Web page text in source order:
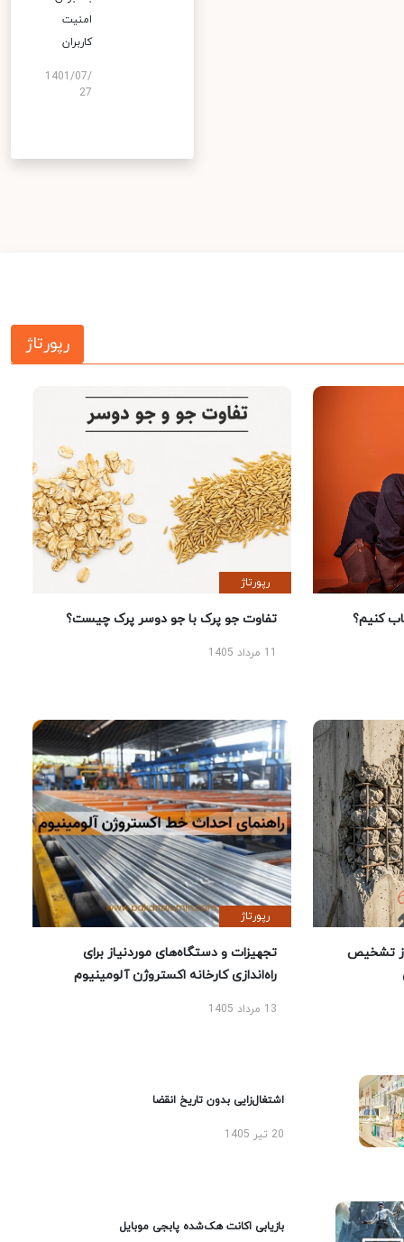
امنیت
کاربران
1401/07/
27
رپورتاژ
کنیم؟
رپورتاژ
تفاوت جو پرک با جو دوسر پرک چیست؟
تشخیص
رپورتاژ
تجهیزات و دستگاه‌های موردنیاز برای
راه‌اندازی کارخانه اکستروژن آلومینیوم
13 مرداد 1405
اشتغال‌زایی بدون تاریخ انقضا
20 تیر 1405
بازیابی اکانت هک‌شده پابجی موبایل